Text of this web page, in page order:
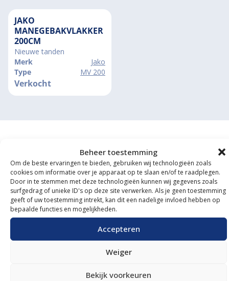
Beheer toestemming
Om de beste ervaringen te bieden, gebruiken wij technologieën zoals
cookies om informatie over je apparaat op te slaan en/of te raadplegen.
Door in te stemmen met deze technologieën kunnen wij gegevens zoals
surfgedrag of unieke ID's op deze site verwerken. Als je geen toestemming
geeft of uw toestemming intrekt, kan dit een nadelige invloed hebben op
bepaalde functies en mogelijkheden.
Accepteren
Weiger
Bekijk voorkeuren
JAKO
MANEGEBAKVLAKKER
200CM
Nieuwe tanden
Merk
Jako
Type
MV 200
Verkocht
Onze showroom
bezoeken?
De koffie staat klaar!